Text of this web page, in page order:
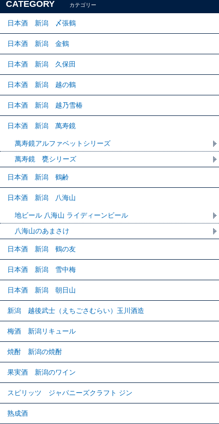
CATEGORY カテゴリー
日本酒 新潟 〆張鶴
日本酒 新潟 金鶴
日本酒 新潟 久保田
日本酒 新潟 越の鶴
日本酒 新潟 越乃雪椿
日本酒 新潟 萬寿鏡
萬寿鏡アルファベットシリーズ
萬寿鏡 甕シリーズ
日本酒 新潟 鶴齢
日本酒 新潟 八海山
地ビール 八海山 ライディーンビール
八海山のあまさけ
日本酒 新潟 鶴の友
日本酒 新潟 雪中梅
日本酒 新潟 朝日山
新潟 越後武士（えちごさむらい）玉川酒造
梅酒 新潟リキュール
焼酎 新潟の焼酎
果実酒 新潟のワイン
スピリッツ ジャパニーズクラフト ジン
熟成酒